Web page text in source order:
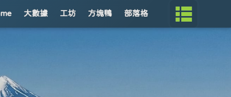
大數據 工坊 方塊鴨 部落格